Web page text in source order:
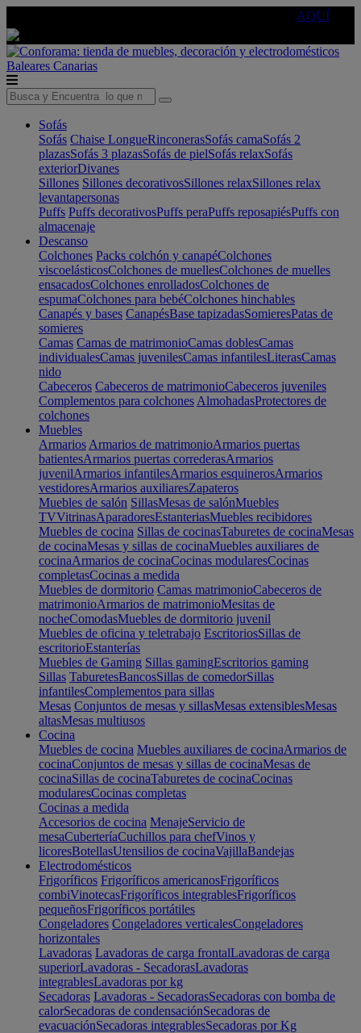
AQUÍ
Baleares Canarias
Sofás
Sofás Chaise LongueRinconerasSofás camaSofás 2
plazasSofás 3 plazasSofás de pielSofás relaxSofás
exteriorDivanes
Sillones Sillones decorativosSillones relaxSillones relax
levantapersonas
Puffs Puffs decorativosPuffs peraPuffs reposapiésPuffs con
almacenaje
Descanso
Colchones Packs colchón y canapéColchones
viscoelásticosColchones de muellesColchones de muelles
ensacadosColchones enrolladosColchones de
espumaColchones para bebéColchones hinchables
Canapés y bases CanapésBase tapizadasSomieresPatas de
somieres
Camas Camas de matrimonioCamas doblesCamas
individualesCamas juvenilesCamas infantilesLiterasCamas
nido
Cabeceros Cabeceros de matrimonioCabeceros juveniles
Complementos para colchones AlmohadasProtectores de
colchones
Muebles
Armarios Armarios de matrimonioArmarios puertas
batientesArmarios puertas correderasArmarios
juvenilArmarios infantilesArmarios esquinerosArmarios
vestidoresArmarios auxiliaresZapateros
Muebles de salón SillasMesas de salónMuebles
TVVitrinasAparadoresEstanteriasMuebles recibidores
Muebles de cocina Sillas de cocinasTaburetes de cocinaMesas
de cocinaMesas y sillas de cocinaMuebles auxiliares de
cocinaArmarios de cocinaCocinas modularesCocinas
completasCocinas a medida
Muebles de dormitorio Camas matrimonioCabeceros de
matrimonioArmarios de matrimonioMesitas de
nocheComodasMuebles de dormitorio juvenil
Muebles de oficina y teletrabajo EscritoriosSillas de
escritorioEstanterías
Muebles de Gaming Sillas gamingEscritorios gaming
Sillas TaburetesBancosSillas de comedorSillas
infantilesComplementos para sillas
Mesas Conjuntos de mesas y sillasMesas extensiblesMesas
altasMesas multiusos
Cocina
Muebles de cocina Muebles auxiliares de cocinaArmarios de
cocinaConjuntos de mesas y sillas de cocinaMesas de
cocinaSillas de cocinaTaburetes de cocinaCocinas
modularesCocinas completas
Cocinas a medida
Accesorios de cocina MenajeServicio de
mesaCuberteríaCuchillos para chefVinos y
licoresBotellasUtensilios de cocinaVajillaBandejas
Electrodomésticos
Frigoríficos Frigoríficos americanosFrigoríficos
combiVinotecasFrigoríficos integrablesFrigoríficos
pequeñosFrigoríficos portátiles
Congeladores Congeladores verticalesCongeladores
horizontales
Lavadoras Lavadoras de carga frontalLavadoras de carga
superiorLavadoras - SecadorasLavadoras
integrablesLavadoras por kg
Secadoras Lavadoras - SecadorasSecadoras con bomba de
calorSecadoras de condensaciónSecadoras de
evacuaciónSecadoras integrablesSecadoras por Kg